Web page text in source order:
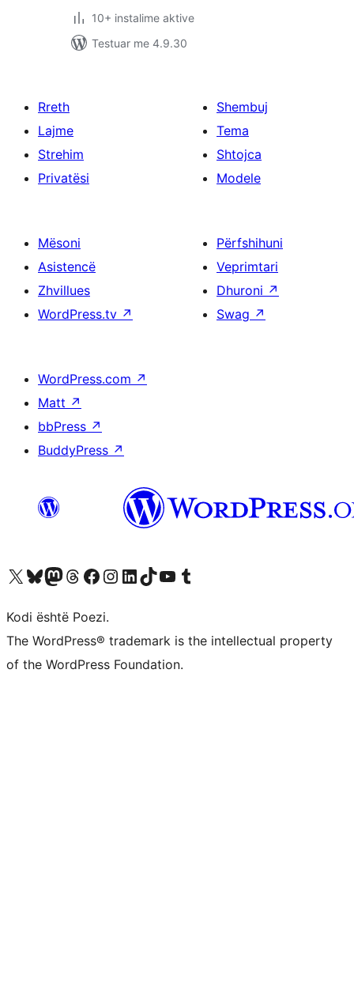
10+ instalime aktive
Testuar me 4.9.30
Rreth
Lajme
Strehim
Privatësi
Shembuj
Tema
Shtojca
Modele
Mësoni
Asistencë
Zhvillues
WordPress.tv ↗
Përfshihuni
Veprimtari
Dhuroni ↗
Swag ↗
WordPress.com ↗
Matt ↗
bbPress ↗
BuddyPress ↗
Vizitoni llogarinë tonë X (ish Twitter)
Vizitoni llogarinë tonë Bluesky
Vizitoni llogarinë tonë Mastodon
Vizitoni llogarinë tonë Threads
Vizitoni faqen tonë në Facebook
Vizitoni llogarinë tonë Instagram
Vizitoni llogarinë tonë LinkedIn
Vizitoni llogarinë tonë TikTok
Vizitoni kanalin tonë YouTube
Vizitoni llogarinë tonë Tumblr
Kodi është Poezi.
The WordPress® trademark is the intellectual property
of the WordPress Foundation.